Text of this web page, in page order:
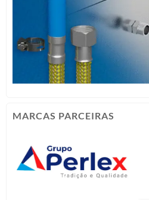
MARCAS PARCEIRAS